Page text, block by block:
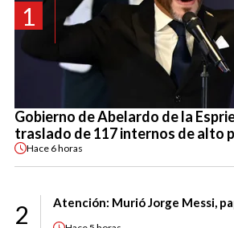
1
Gobierno de Abelardo de la
traslado de 117 internos de alto
Hace 6 horas
2 Atención: Murió Jorge Messi,